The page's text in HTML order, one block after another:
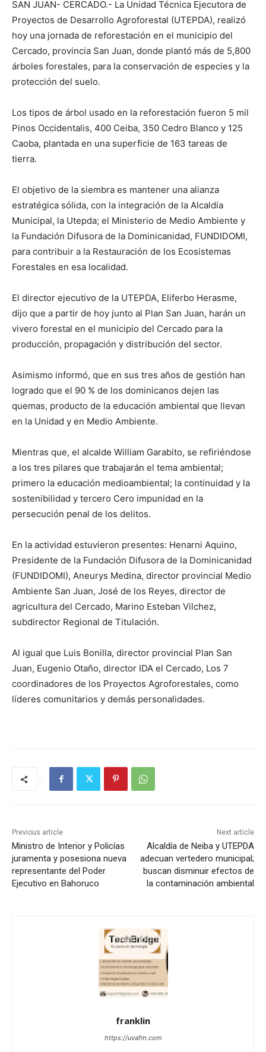
SAN JUAN- CERCADO.- La Unidad Técnica Ejecutora de
Proyectos de Desarrollo Agroforestal (UTEPDA), realizó
hoy una jornada de reforestación en el municipio del
Cercado, provincia San Juan, donde plantó más de 5,800
árboles forestales, para la conservación de especies y la
protección del suelo.
Los tipos de árbol usado en la reforestación fueron 5 mil
Pinos Occidentalis, 400 Ceiba, 350 Cedro Blanco y 125
Caoba, plantada en una superficie de 163 tareas de
tierra.
El objetivo de la siembra es mantener una alianza
estratégica sólida, con la integración de la Alcaldía
Municipal, la Utepda; el Ministerio de Medio Ambiente y
la Fundación Difusora de la Dominicanidad, FUNDIDOMI,
para contribuir a la Restauración de los Ecosistemas
Forestales en esa localidad.
El director ejecutivo de la UTEPDA, Eliferbo Herasme,
dijo que a partir de hoy junto al Plan San Juan, harán un
vivero forestal en el municipio del Cercado para la
producción, propagación y distribución del sector.
Asimismo informó, que en sus tres años de gestión han
logrado que el 90 % de los dominicanos dejen las
quemas, producto de la educación ambiental que llevan
en la Unidad y en Medio Ambiente.
Mientras que, el alcalde William Garabito, se refiriéndose
a los tres pilares que trabajarán el tema ambiental;
primero la educación medioambiental; la continuidad y la
sostenibilidad y tercero Cero impunidad en la
persecución penal de los delitos.
En la actividad estuvieron presentes: Henarni Aquino,
Presidente de la Fundación Difusora de la Dominicanidad
(FUNDIDOMI), Aneurys Medina, director provincial Medio
Ambiente San Juan, José de los Reyes, director de
agricultura del Cercado, Marino Esteban Vilchez,
subdirector Regional de Titulación.
Al igual que Luis Bonilla, director provincial Plan San
Juan, Eugenio Otaño, director IDA el Cercado, Los 7
coordinadores de los Proyectos Agroforestales, como
líderes comunitarios y demás personalidades.
Previous article
Ministro de Interior y Policías
juramenta y posesiona nueva
representante del Poder
Ejecutivo en Bahoruco
Next article
Alcaldía de Neiba y UTEPDA
adecuan vertedero municipal;
buscan disminuir efectos de
la contaminación ambiental
franklin
https://uvafm.com